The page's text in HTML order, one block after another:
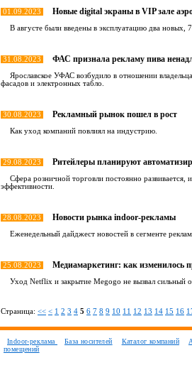
01.09.2023 Новые digital экраны в VIP зале
В августе были введены в эксплуатацию два
31.08.2023 ФАС признала рекламу пива
Ярославское УФАС возбудило в отношении
фасадов и электронных табло.
30.08.2023 Рекламный рынок пошел в рост
Как уход компаний повлиял на индустрию.
29.08.2023 Ритейлеры планируют
Сфера розничной торговли постоянно развивается,
эффективности.
28.08.2023 Новости рынка indoor-рекламы
Еженедельный дайджест новостей в сегменте
25.08.2023 Медиамаркетинг: как изменилось
Уход Netflix и закрытие Megogo не вызвал сильный
Страница: << < 1 2 3 4 5 6 7 8 9 10 11 12 13 14 15 16
Indoor-реклама База носителей Каталог компаний
помещений